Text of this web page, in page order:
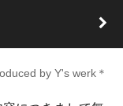
by Y's werk＊